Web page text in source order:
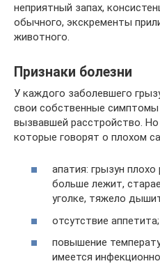
неприятный запах,
обычного, экскременты
животного.
Признаки болезни
У каждого заболевшего
свои собственные
вызвавшей расстройство.
которые говорят о плохом
апатия: грызун
больше лежит,
уголке, тяжело
отсутствие аппетита;
повышение
имеется